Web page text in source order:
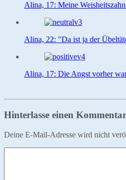
Alina, 17: Meine
Alina, 22: "Da ist ja der
Alina, 17: Die Angst vorher
Hinterlasse einen
Deine E-Mail-Adresse wird nicht